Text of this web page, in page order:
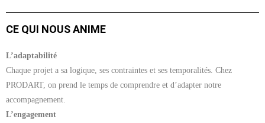
CE QUI NOUS ANIME
L’adaptabilité
Chaque projet a sa logique, ses contraintes et ses temporalités. Chez
PRODART, on prend le temps de comprendre et d’adapter notre
accompagnement.
L’engagement